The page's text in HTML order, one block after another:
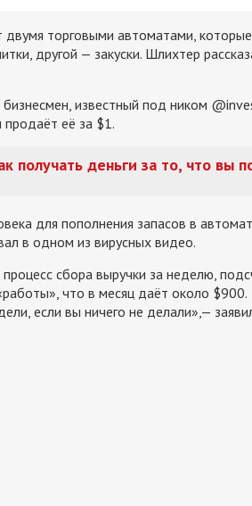
торговыми автоматами,
другой — закуски. Шлихтер
известный под ником
продаёт её за $1.
получать деньги за то, что вы
для пополнения запасов в
в одном из вирусных видео.
сбора выручки за неделю,
что в месяц даёт около $900.
если вы ничего не делали»,—